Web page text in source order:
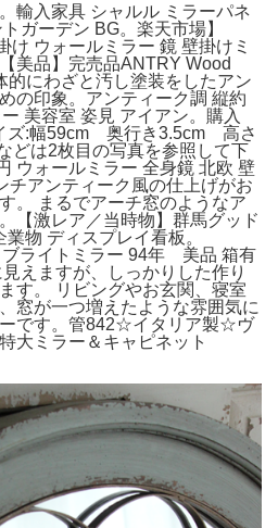
輸入家具 シャルル ミラーパネ
ガーデン BG。楽天市場】
け ウォールミラー 鏡 壁掛けミ
美品】完売品ANTRY Wood
的にわざと汚し塗装をしたアン
の印象。アンティーク調 縦約
美容室 姿見 アイアン。購入
ズ:幅59cm 奥行き3.5cm 高さ
どは2枚目の写真を参照して下
ウォールミラー 全身鏡 北欧 壁
チアンティーク風の仕上げがお
。 まるでアーチ窓のようなア
【激レア／当時物】群馬グッド
物 ディスプレイ看板。
ブライトミラー 94年 美品 箱有
えますが、しっかりした作り
す。 リビングやお玄関、寝室
窓が一つ増えたような雰囲気に
です。管842☆イタリア製☆ヴ
大ミラー＆キャピネット